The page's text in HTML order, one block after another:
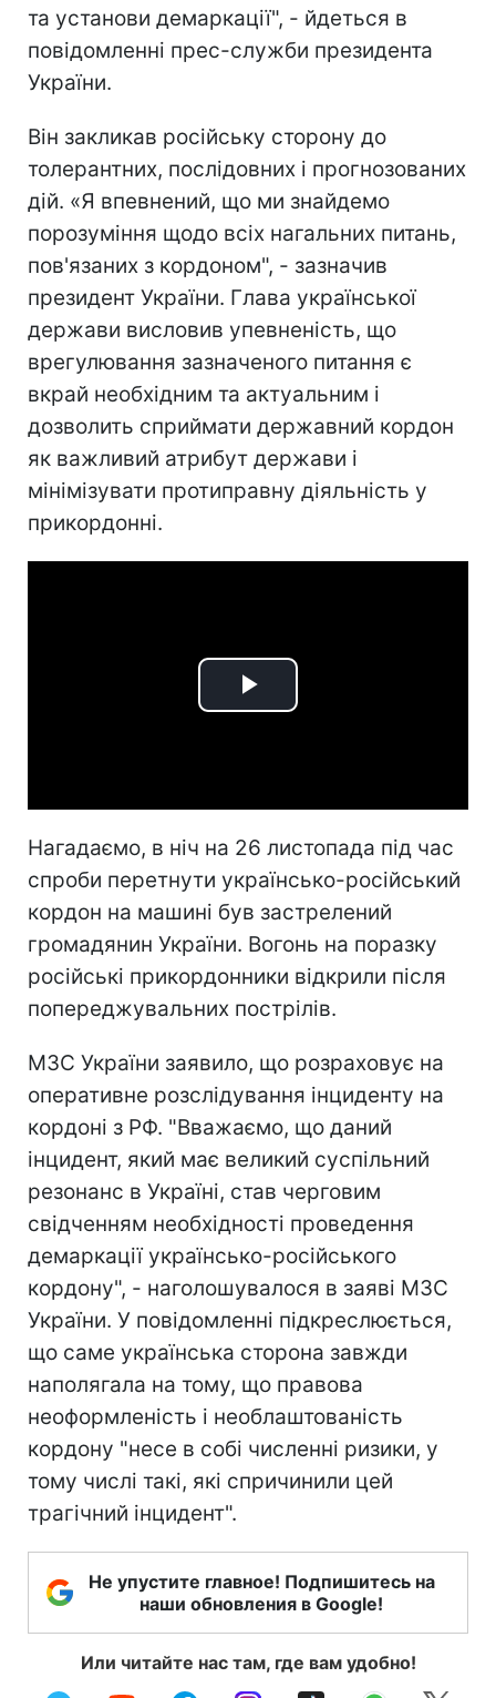
та установи демаркації", - йдеться в
повідомленні прес-служби президента
України.
Він закликав російську сторону до
толерантних, послідовних і прогнозованих
дій. «Я впевнений, що ми знайдемо
порозуміння щодо всіх нагальних питань,
пов'язаних з кордоном", - зазначив
президент України. Глава української
держави висловив упевненість, що
врегулювання зазначеного питання є
вкрай необхідним та актуальним і
дозволить сприймати державний кордон
як важливий атрибут держави і
мінімізувати протиправну діяльність у
прикордонні.
Play
Нагадаємо, в ніч на 26 листопада під час
спроби перетнути українсько-російський
кордон на машині був застрелений
громадянин України. Вогонь на поразку
російські прикордонники відкрили після
попереджувальних пострілів.
МЗС України заявило, що розраховує на
оперативне розслідування інциденту на
кордоні з РФ. "Вважаємо, що даний
інцидент, який має великий суспільний
резонанс в Україні, став черговим
свідченням необхідності проведення
демаркації українсько-російського
кордону", - наголошувалося в заяві МЗС
України. У повідомленні підкреслюється,
що саме українська сторона завжди
наполягала на тому, що правова
неоформленість і необлаштованість
кордону "несе в собі численні ризики, у
тому числі такі, які спричинили цей
трагічний інцидент".
Не упустите главное! Подпишитесь на
наши обновления в Google!
Или читайте нас там, где вам удобно!